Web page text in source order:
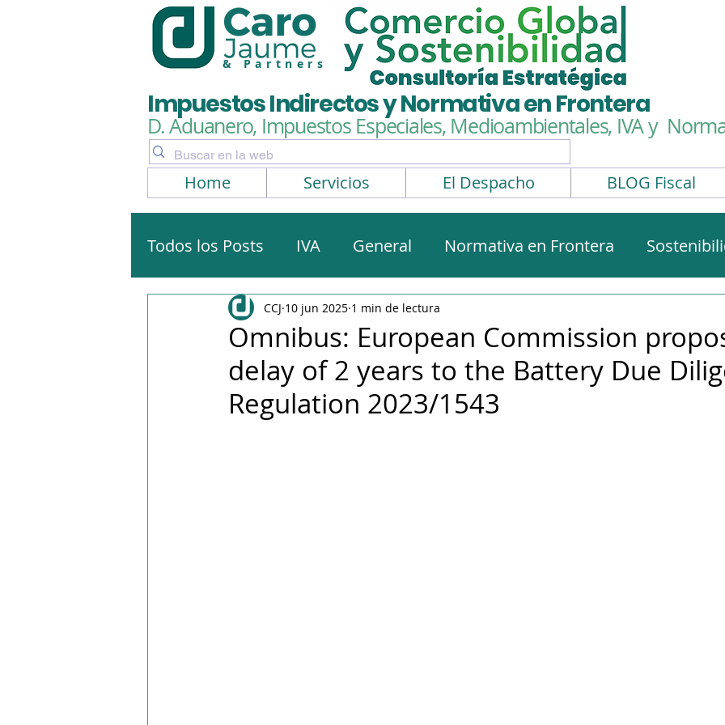
Impuestos Indirectos y Normativa en Frontera
D. Aduanero, Impuestos Especiales, Medioambientales, IVA y
& Partners
Home Servicios El Despacho BLOG Fiscal
Todos los Posts IVA General Normativa en Frontera
Artículos, noticias Normativa aduanera
Omnibus: European Commission
delay of 2 years to the Battery Due
Regulation 2023/1543
CCJ 10 jun 2025 1 min de lectura